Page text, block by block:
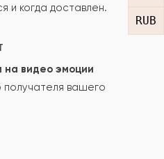
RUB
и когда доставлен.
на видео эмоции
получателя вашего